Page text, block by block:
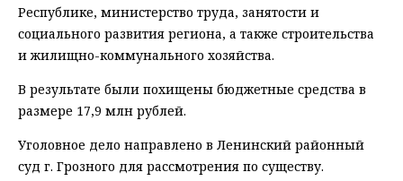
Республике, министерство труда, занятости и
социального развития региона, а также строительства
и жилищно-коммунального хозяйства.
В результате были похищены бюджетные средства в
размере 17,9 млн рублей.
Уголовное дело направлено в Ленинский районный
суд г. Грозного для рассмотрения по существу.